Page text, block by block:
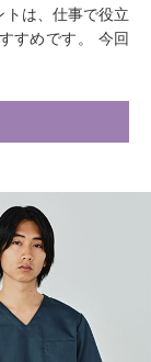
トは、仕事で役立
すめです。 今回